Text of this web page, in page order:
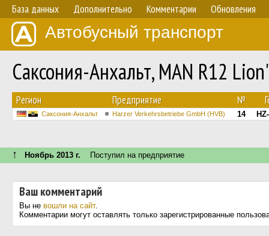
База данных Дополнительно Комментарии Обновления
Автобусный транспорт
Саксония-Анхальт, MAN R12
Регион Предприятие №
Саксония-Анхальт Harzer Verkehrsbetriebe GmbH (HVB) 14
↑ Ноябрь 2013 г. Поступил на предприятие
Ваш комментарий
Вы не вошли на сайт.
Комментарии могут оставлять только зарегистрированные